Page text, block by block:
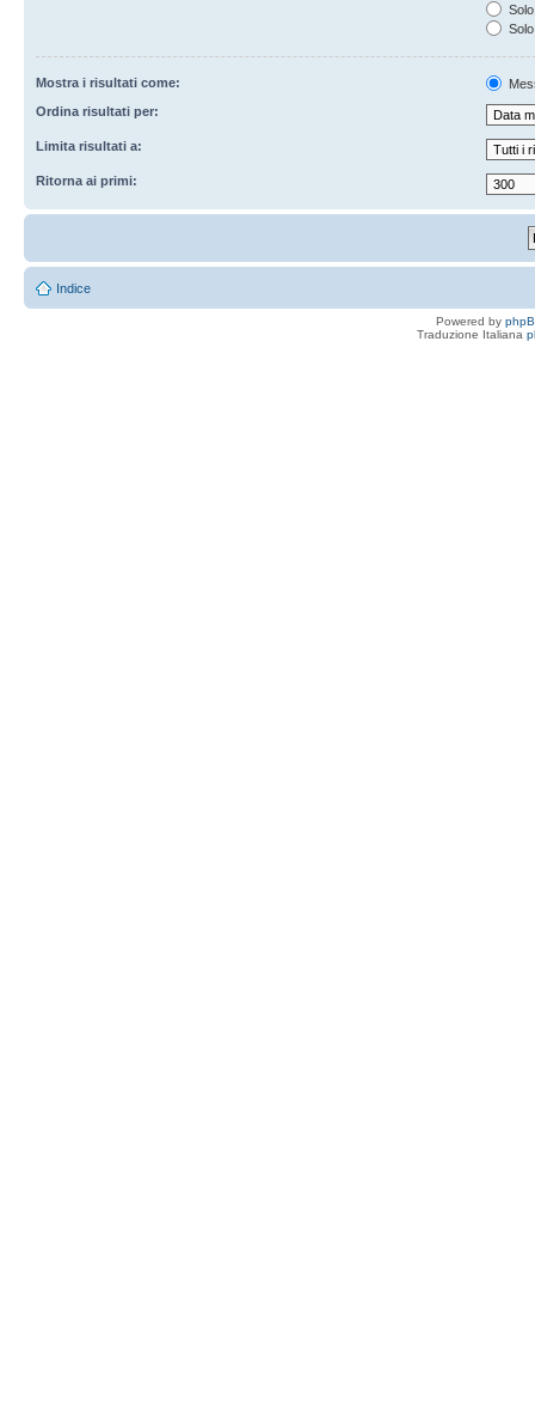
Mostra i risultati come:
Ordina risultati per:
Limita risultati a:
Ritorna ai primi:
Indice
Powered by
Traduzione Italiana